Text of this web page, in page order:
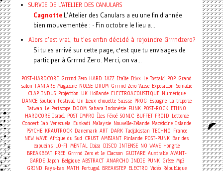
SURVIE DE L'ATELIER DES CANULARS
CagnotteL’Atelier des Canulars a eu une fin d'année
bien mouvementée : - Fin octobre le lieu a...
Alors c'est vrai, tu t'es enfin décidé à rejoindre Grrrndzero?
Si tu es arrivé sur cette page, c'est que tu envisages de
participer à Grrrnd Zero. Merci, on va...
POST-HARDCORE Grrrnd Zero HARD JAZZ Italie Divx Le Tostaki POP Grand
salon FANFARE Magazine NOISE DRUM Grrrnd Zero Vaise Exposition Somalie
CLAP INDUS Projection UK Hollande ELECTROACOUSTIQUE Numérique
DANCE Soutien Festival Un lieux chouette Suisse PROG Espagne La triperie
Taiwan Le Periscope DOOM Sahara Indonésie FUNK POST-ROCK ETHNO
HARDCORE Israel POST IMPRO Îles Féroé SONIC BUFFET FROID Lettonie
Concert lab Venezuela Euskadi Malaysie Nouvelle-Zélande Macédoine Islande
PSYCHE KRAUTROCK Danemark ART DARK Tadjikistan TECHNO France
NEW WAVE Afrique du Sud CRUST AMBIANT Finlande POST-PUNK Bar des
capucins LO-FI MENTAL Ibiza DISCO INTENSE NO WAVE Hongrie
BREAKBEAT FREE Grrrnd Zero et le Clacson GUITARE Australie AVANT-
GARDE Japon Belgique ABSTRACT ANARCHO INDIE PUNK Grèce Mp3
GRIND Pays-bas MATH Portugal BREAKSTEP ELECTRO Vidéo République